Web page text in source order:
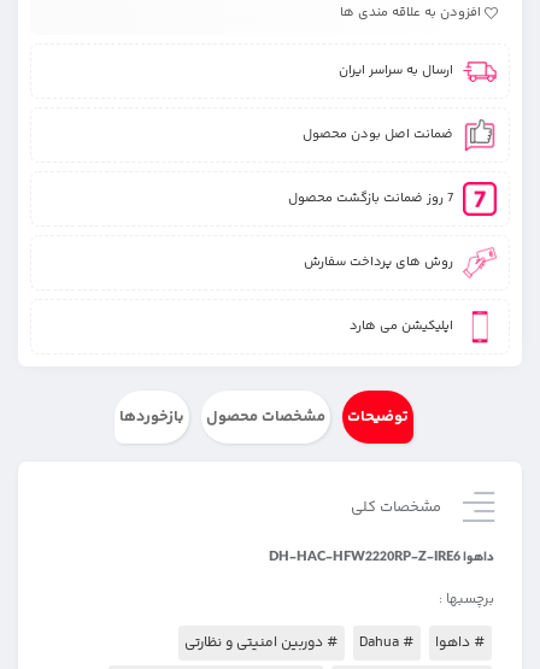
افزودن به علاقه مندی ها
ارسال به سراسر ایران
ضمانت اصل بودن محصول
7 روز ضمانت بازگشت محصول
روش های پرداخت سفارش
اپلیکیشن می هارد
توضیحات مشخصات محصول بازخوردها
مشخصات کلی
داهوا DH-HAC-HFW2220RP-Z-IRE6
برچسبها :
# داهوا # Dahua
# دوربین امنیتی و نظارتی